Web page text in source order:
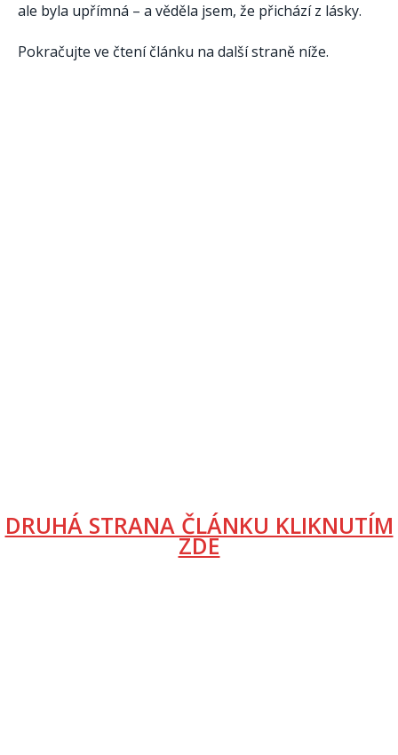
ale byla upřímná – a věděla jsem, že přichází z lásky.
Pokračujte ve čtení článku na další straně níže.
DRUHÁ STRANA ČLÁNKU KLIKNUTÍM
ZDE